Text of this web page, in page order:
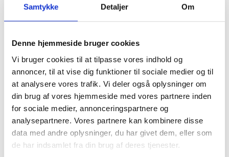
Samtykke Detaljer Om
Denne hjemmeside bruger cookies
Vi bruger cookies til at tilpasse vores indhold og
annoncer, til at vise dig funktioner til sociale medier og til
at analysere vores trafik. Vi deler også oplysninger om
din brug af vores hjemmeside med vores partnere inden
for sociale medier, annonceringspartnere og
analysepartnere. Vores partnere kan kombinere disse
data med andre oplysninger, du har givet dem, eller som
de har indsamlet fra din brug af deres tjenester.
Kontakt os
Hvis I ønsker mere information om vores
rengøringstjenester, eller gerne vil have et
uforpligtende tilbud tilpasset jeres
specifikke rengøringsbehov, er I altid
velkomne til at kontakte os.
Vi kan kontaktes via telefon 66 15 47 22
tes@tes.dk
hjælpe jer med at holde jeres arbejdsplads
både ren og indbydende.